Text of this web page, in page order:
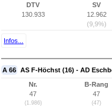
DTV
130.933
SV
12.962
(9,9%)
Infos...
A 66 AS F-Höchst (16) - AD
Nr.
47
(1.986)
B-Rang
47
(47)